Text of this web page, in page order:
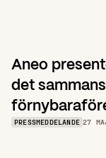
Aneo
det
PRESSMEDDELANDE 27